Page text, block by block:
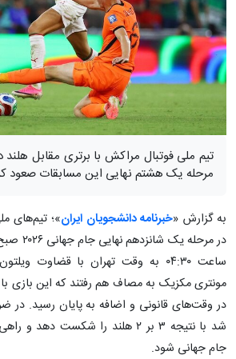
مرحله یک هشتم نهایی این مسابقات صعود
به گزارش «خبرنامه دانشجویان ایران»؛ تیم‌های
ساعت ۰۴:۳۰ به وقت تهران با قضاوت
مونتری مکزیک به مصاف هم رفتند که این بازی
در وقت‌های قانونی و اضافه به پایان رسید. در
شد با نتیجه ۳ بر ۲ هلند را شکست
جام جهانی شود.